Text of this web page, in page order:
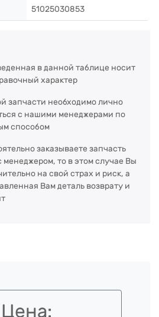
51025030853
в данной таблице носит
характер
запчасти необходимо лично
с нашими менеджерами по
способом
заказываете запчасть
менеджером, то в этом случае Вы
на свой страх и риск, а
Вам деталь возврату и
Цена: